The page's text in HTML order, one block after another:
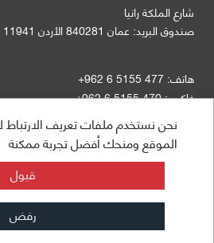
شارع الملكة رانيا
صندوق البريد: عمان 840281 الأردن 11941
هاتف: +962 6 5155 477
فاكس:+962 6 5155 470
info@taawon.com
ساعات العمل 8:00 – 17:00
استطلاع التقييمات
الشروط
نحن نستخدم ملفات تعريف
الموقع ومنحك أفضل تجربة ممكنة
قبول
رفض